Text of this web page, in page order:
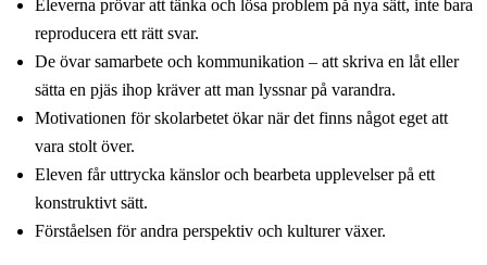
Eleverna prövar att tänka och lösa problem på nya sätt, inte bara
reproducera ett rätt svar.
De övar samarbete och kommunikation – att skriva en låt eller
sätta en pjäs ihop kräver att man lyssnar på varandra.
Motivationen för skolarbetet ökar när det finns något eget att
vara stolt över.
Eleven får uttrycka känslor och bearbeta upplevelser på ett
konstruktivt sätt.
Förståelsen för andra perspektiv och kulturer växer.